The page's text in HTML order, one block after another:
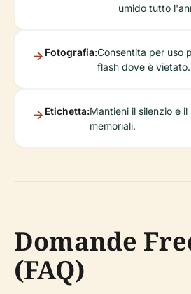
umido tutto
Fotografia:Consentita per uso
flash dove è vietato.
Etichetta:Mantieni il silenzio e
memoriali.
Domande
(FAQ)